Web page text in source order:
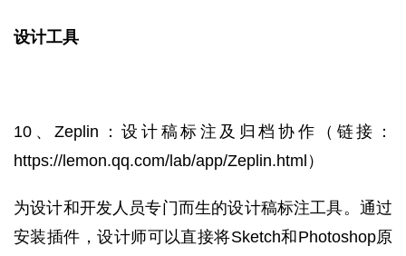
设计工具
10、Zeplin：设计稿标注及归档协作
（链接：
https://lemon.qq.com/lab/app/Zeplin.html ）
为设计和开发人员专门而生的设计稿标注工具。通过
安装插件，设计师可以直接将Sketch和Photoshop原